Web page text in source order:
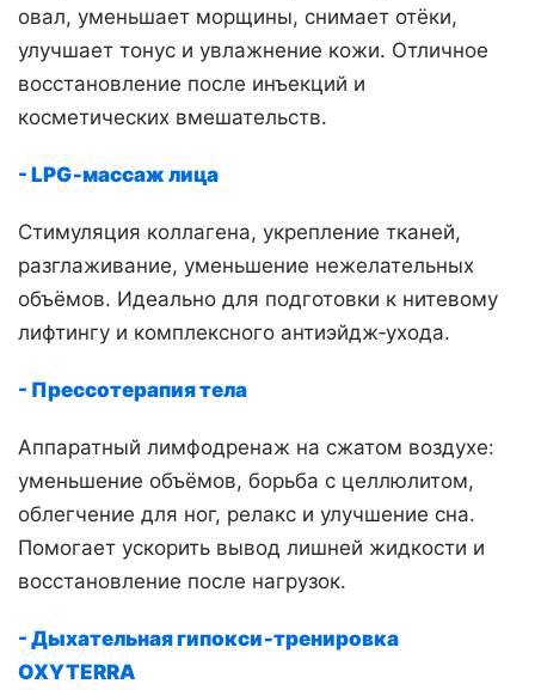
овал, уменьшает морщины, снимает отёки,
улучшает тонус и увлажнение кожи. Отличное
восстановление после инъекций и
косметических вмешательств.
- LPG‑массаж лица
Стимуляция коллагена, укрепление тканей,
разглаживание, уменьшение нежелательных
объёмов. Идеально для подготовки к нитевому
лифтингу и комплексного антиэйдж‑ухода.
- Прессотерапия тела
Аппаратный лимфодренаж на сжатом воздухе:
уменьшение объёмов, борьба с целлюлитом,
облегчение для ног, релакс и улучшение сна.
Помогает ускорить вывод лишней жидкости и
восстановление после нагрузок.
- Дыхательная гипокси‑тренировка
OXYTERRA